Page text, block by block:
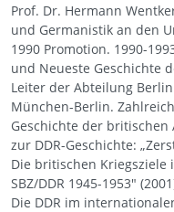
Prof. Dr. Hermann
und Germanistik an den
1990 Promotion. 1990-
und Neueste Geschichte
Leiter der Abteilung
München-Berlin.
Geschichte der
zur DDR-Geschichte:
Die britischen Kriegsziele
SBZ/DDR 1945-1953"
Die DDR im